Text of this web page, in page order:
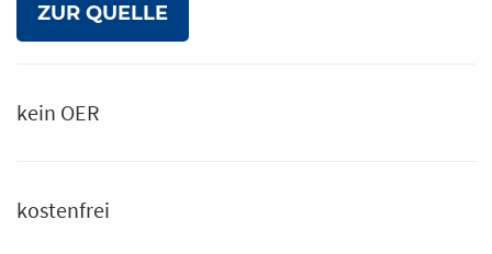
ZUR QUELLE
kein OER
kostenfrei